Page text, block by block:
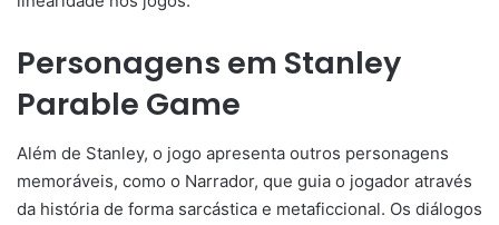
Personagens em Stanley
Parable Game
Além de Stanley, o jogo apresenta outros personagens
memoráveis, como o Narrador, que guia o jogador através
da história de forma sarcástica e metaficcional. Os diálogos